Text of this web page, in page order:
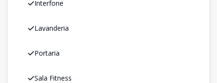
Interfone
Lavanderia
Portaria
Sala Fitness